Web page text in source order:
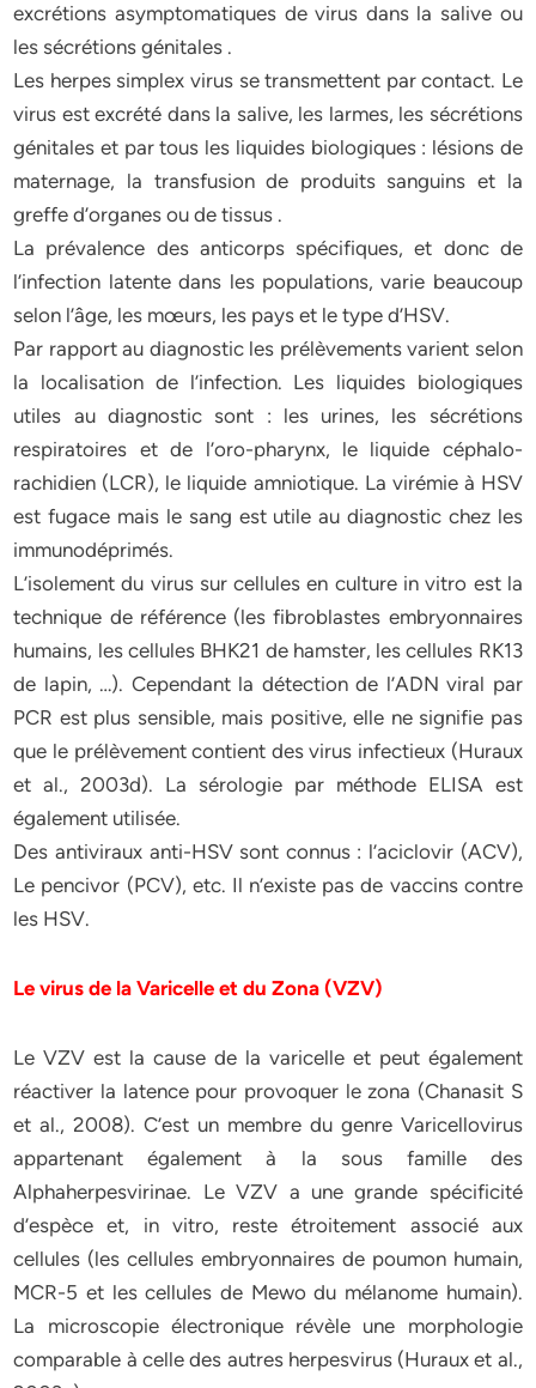
excrétions asymptomatiques de virus dans la salive ou
les sécrétions génitales .
Les herpes simplex virus se transmettent par contact. Le
virus est excrété dans la salive, les larmes, les sécrétions
génitales et par tous les liquides biologiques : lésions de
maternage, la transfusion de produits sanguins et la
greffe d’organes ou de tissus .
La prévalence des anticorps spécifiques, et donc de
l’infection latente dans les populations, varie beaucoup
selon l’âge, les mœurs, les pays et le type d’HSV.
Par rapport au diagnostic les prélèvements varient selon
la localisation de l’infection. Les liquides biologiques
utiles au diagnostic sont : les urines, les sécrétions
respiratoires et de l’oro-pharynx, le liquide céphalo-
rachidien (LCR), le liquide amniotique. La virémie à HSV
est fugace mais le sang est utile au diagnostic chez les
immunodéprimés.
L’isolement du virus sur cellules en culture in vitro est la
technique de référence (les fibroblastes embryonnaires
humains, les cellules BHK21 de hamster, les cellules RK13
de lapin, …). Cependant la détection de l’ADN viral par
PCR est plus sensible, mais positive, elle ne signifie pas
que le prélèvement contient des virus infectieux (Huraux
et al., 2003d). La sérologie par méthode ELISA est
également utilisée.
Des antiviraux anti-HSV sont connus : l’aciclovir (ACV),
Le pencivor (PCV), etc. Il n’existe pas de vaccins contre
les HSV.
Le virus de la Varicelle et du Zona (VZV)
Le VZV est la cause de la varicelle et peut également
réactiver la latence pour provoquer le zona (Chanasit S
et al., 2008). C’est un membre du genre Varicellovirus
appartenant également à la sous famille des
Alphaherpesvirinae. Le VZV a une grande spécificité
d’espèce et, in vitro, reste étroitement associé aux
cellules (les cellules embryonnaires de poumon humain,
MCR-5 et les cellules de Mewo du mélanome humain).
La microscopie électronique révèle une morphologie
comparable à celle des autres herpesvirus (Huraux et al.,